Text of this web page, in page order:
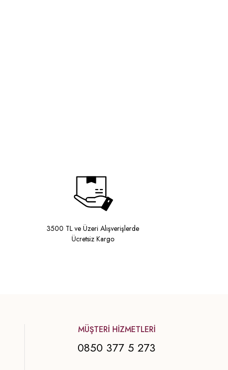
3500 TL ve Üzeri Alışverişlerde
Ücretsiz Kargo
MÜŞTERİ HİZMETLERİ
0850 377 5 273